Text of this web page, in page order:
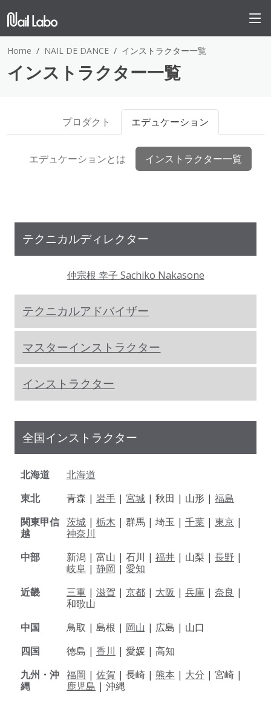
Home NAIL DE DANCE インストラクター一覧
インストラクター一覧
プロダクト エデュケーション
エデュケーションとは インストラクター一覧
テクニカルディレクター
仲宗根 幸子 Sachiko Nakasone
テクニカルアドバイザー
マスターインストラクター
インストラクター
全国インストラクター
北海道
北海道
東北
青森 | 岩手 | 宮城 | 秋田 | 山形 | 福島
関東甲信
越
茨城 | 栃木 | 群馬 | 埼玉 | 千葉 | 東京 |
神奈川
中部
新潟 | 富山 | 石川 | 福井 | 山梨 | 長野 |
岐阜 | 静岡 | 愛知
近畿
三重 | 滋賀 | 京都 | 大阪 | 兵庫 | 奈良 |
和歌山
中国
鳥取 | 島根 | 岡山 | 広島 | 山口
四国
徳島 | 香川 | 愛媛 | 高知
九州・沖
縄
福岡 | 佐賀 | 長崎 | 熊本 | 大分 | 宮崎 |
鹿児島 | 沖縄